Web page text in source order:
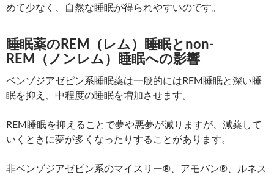
めて少なく、自然な睡眠が得られやすいのです。
睡眠薬のREM（レム）睡眠とnon-
REM（ノンレム）睡眠への影響
ベンゾジアゼピン系睡眠薬は一般的にはREM睡眠と深い睡
眠を抑え、中程度の睡眠を増加させます。
REM睡眠を抑えることで夢や悪夢が減りますが、減薬して
いくときに夢が多くなったりすることがあります。
非ベンゾジアゼピン系のマイスリー®、アモバン®、ルネス